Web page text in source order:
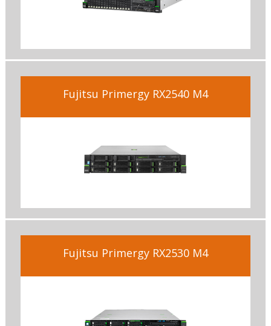
Fujitsu Primergy RX2540 M4
Fujitsu Primergy RX2530 M4